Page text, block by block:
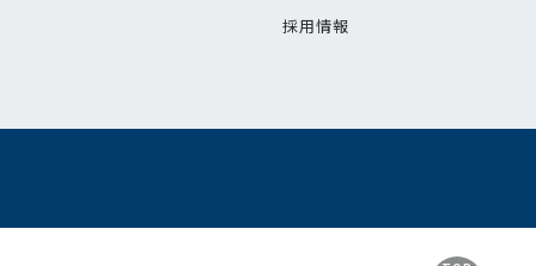
採用情報